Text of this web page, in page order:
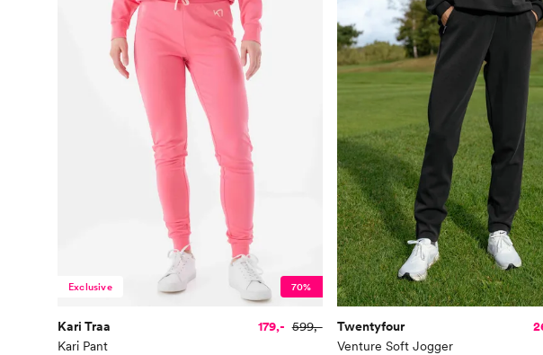
Exclusive 70%
Kari Traa
Kari Pant
179,- 599,-
Twentyfour
Venture Soft Jogger